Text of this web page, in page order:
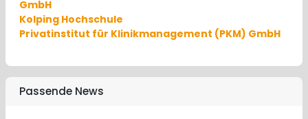
GmbH
Kolping Hochschule
Privatinstitut für Klinikmanagement (PKM) GmbH
Passende News